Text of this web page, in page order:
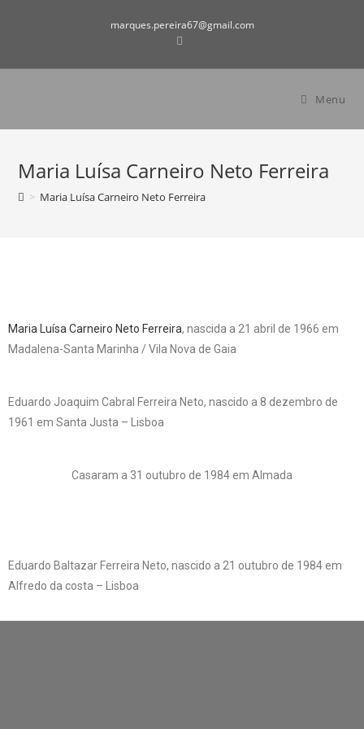
marques.pereira67@gmail.com
Menu
Maria Luísa Carneiro Neto Ferreira
> Maria Luísa Carneiro Neto Ferreira
Maria Luísa Carneiro Neto Ferreira, nascida a 21 abril de 1966 em
Madalena-Santa Marinha / Vila Nova de Gaia
Eduardo Joaquim Cabral Ferreira Neto, nascido a 8 dezembro de
1961 em Santa Justa – Lisboa
Casaram a 31 outubro de 1984 em Almada
Eduardo Baltazar Ferreira Neto, nascido a 21 outubro de 1984 em
Alfredo da costa – Lisboa